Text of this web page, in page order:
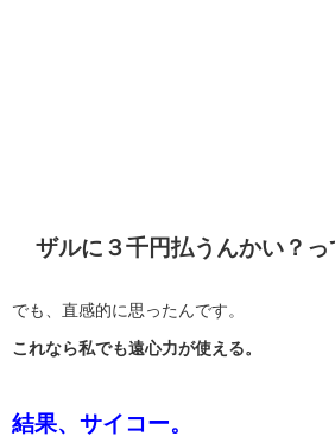
ザルに３千円払うんかい？っ
でも、直感的に思ったんです。
これなら私でも遠心力が使える。
結果、サイコー。